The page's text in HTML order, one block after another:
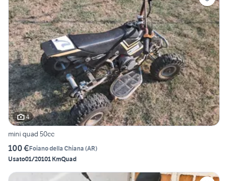
4
mini quad 50cc
100 €Foiano della Chiana (AR)
Usato01/20101 KmQuad